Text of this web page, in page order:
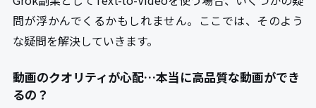
問が浮かんでくるかもしれません。ここでは、そのよう
な疑問を解決していきます。
動画のクオリティが心配…本当に高品質な動画ができ
るの？